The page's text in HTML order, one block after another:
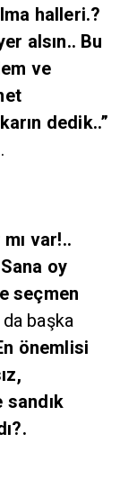
halleri.?
alsın.. Bu
ve
dedik..”
var!..
Sana oy
seçmen
da başka
önemlisi
sandık